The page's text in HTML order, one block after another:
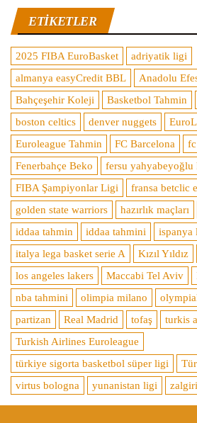
ETIKETLER
2025 FIBA EuroBasket
adriyatik ligi
almanya easyCredit BBL
Anadolu
Bahçeşehir Koleji
Basketbol Tahmin
boston celtics
denver nuggets
Euroleague Tahmin
FC Barcelona
Fenerbahçe Beko
fersu yahyabeyoğlu
FIBA Şampiyonlar Ligi
fransa betclic
golden state warriors
hazırlık maçları
iddaa tahmin
iddaa tahmini
ispanya
italya lega basket serie A
Kızıl Yıldız
los angeles lakers
Maccabi Tel Aviv
nba tahmini
olimpia milano
partizan
Real Madrid tofaş
turkis
Turkish Airlines Euroleague
türkiye sigorta basketbol süper ligi
virtus bologna
yunanistan ligi